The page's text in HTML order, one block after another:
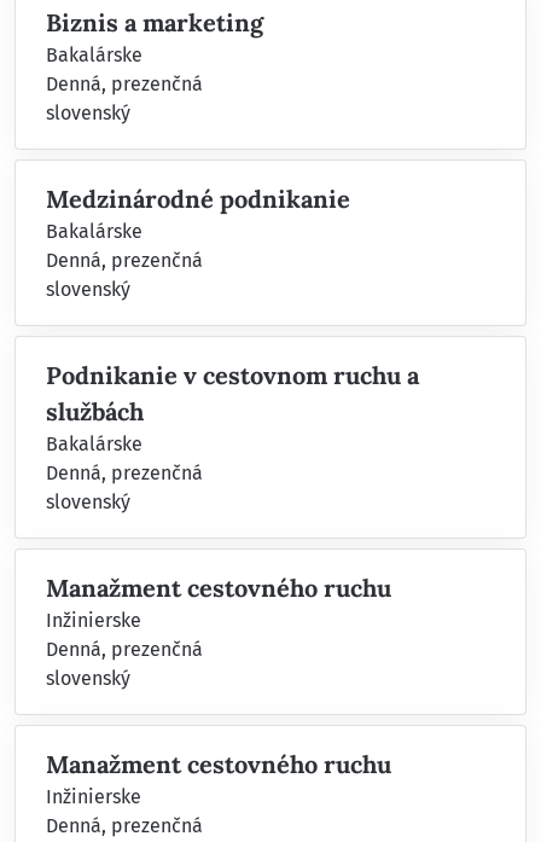
Biznis a marketing
Bakalárske
Denná, prezenčná
slovenský
Medzinárodné podnikanie
Bakalárske
Denná, prezenčná
slovenský
Podnikanie v cestovnom ruchu a
službách
Bakalárske
Denná, prezenčná
slovenský
Manažment cestovného ruchu
Inžinierske
Denná, prezenčná
slovenský
Manažment cestovného ruchu
Inžinierske
Denná, prezenčná